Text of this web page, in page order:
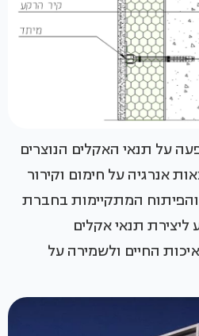
על תנאי האקלים הנוצרים
אנרגיה על חימום וקירור
המתקיימות בחברת
ליצירת תנאי אקלים
החיים ולשמירה על